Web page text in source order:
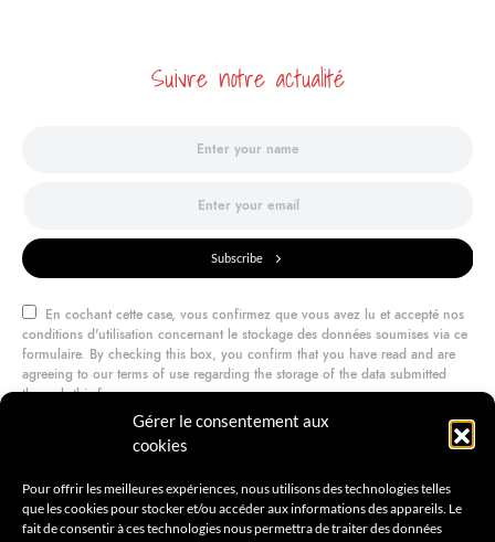
Gérer le consentement aux
cookies
Pour offrir les meilleures expériences, nous utilisons des technologies telles
que les cookies pour stocker et/ou accéder aux informations des appareils. Le
fait de consentir à ces technologies nous permettra de traiter des données
Suivre notre actualité
Subscribe
En cochant cette case, vous confirmez que vous avez lu et accepté nos
conditions d'utilisation concernant le stockage des données soumises via ce
formulaire. By checking this box, you confirm that you have read and are
agreeing to our terms of use regarding the storage of the data submitted
through this form.